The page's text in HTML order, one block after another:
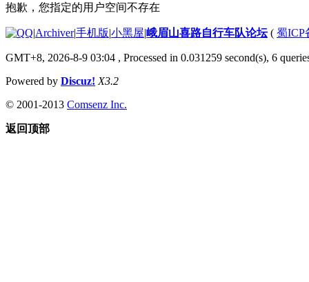
抱歉，您指定的用户空间不存在
|Archiver|手机版|小黑屋|峨眉山喜路自行车队论坛( 蜀ICP
GMT+8, 2026-8-9 03:04 , Processed in 0.031259 second(s), 6
Powered by Discuz! X3.2
© 2001-2013 Comsenz Inc.
返回顶部